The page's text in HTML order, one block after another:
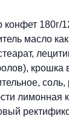
конфет 180г/
масло
крошка
соль,
лимонная